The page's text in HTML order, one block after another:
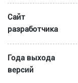
Сайт
разработчика
Года выхода
версий